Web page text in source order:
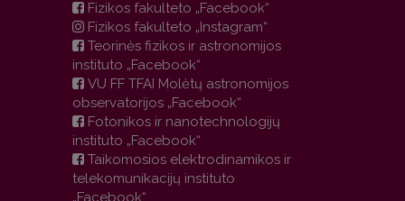
Fizikos fakulteto „Facebook“
Fizikos fakulteto „Instagram“
Teorinės fizikos ir astronomijos
instituto „Facebook“
VU FF TFAI Molėtų astronomijos
observatorijos „Facebook“
Fotonikos ir nanotechnologijų
instituto „Facebook“
Taikomosios elektrodinamikos ir
telekomunikacijų instituto
„Facebook“